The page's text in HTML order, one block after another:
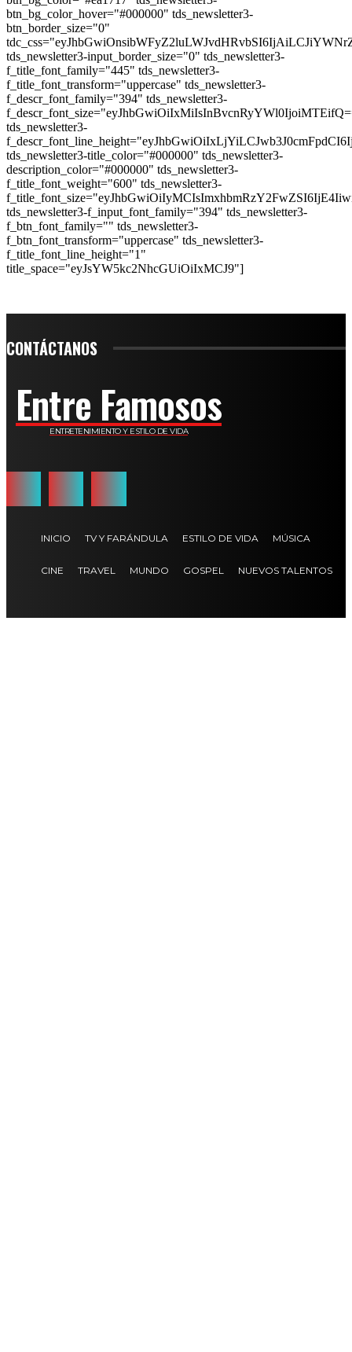
btn_bg_color_hover="#000000" tds_newsletter3-
btn_border_size="0"
tds_newsletter3-input_border_size="0" tds_newsletter3-
f_title_font_family="445" tds_newsletter3-
f_title_font_transform="uppercase" tds_newsletter3-
f_descr_font_family="394" tds_newsletter3-
tds_newsletter3-
tds_newsletter3-title_color="#000000" tds_newsletter3-
description_color="#000000" tds_newsletter3-
f_title_font_weight="600" tds_newsletter3-
tds_newsletter3-f_input_font_family="394" tds_newsletter3-
f_btn_font_family="" tds_newsletter3-
f_btn_font_transform="uppercase" tds_newsletter3-
f_title_font_line_height="1"
title_space="eyJsYW5kc2NhcGUiOiIxMCJ9"]
CONTÁCTANOS
Entre Famosos
ENTRETENIMIENTO Y ESTILO DE VIDA
INICIO TV Y FARÁNDULA ESTILO DE VIDA MÚSICA
CINE TRAVEL MUNDO GOSPEL NUEVOS TALENTOS